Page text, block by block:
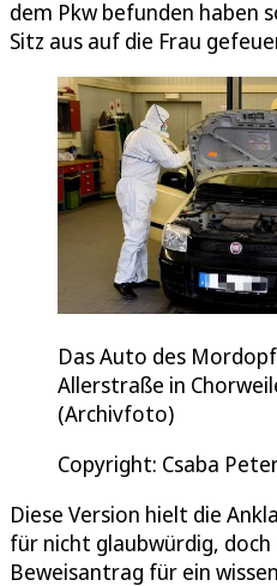
dem Pkw befunden haben
Sitz aus auf die Frau
Das Auto des
Allerstraße in
(Archivfoto)
Copyright: Csaba
Diese Version hielt die
für nicht glaubwürdig,
Beweisantrag für ein